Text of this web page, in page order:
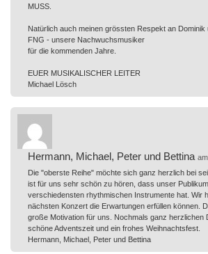
MUSS.
Natürlich auch meinen grössten Respekt an
FNG - unsere Nachwuchsmusiker
für die kommenden Jahre.
EUER MUSIKALISCHER LEITER
Michael Lösch
Hermann, Michael, Peter und Bettina
Die "oberste Reihe" möchte sich ganz herzlich bei
ist für uns sehr schön zu hören, dass unser
verschiedensten rhythmischen Instrumente hat. Wir
nächsten Konzert die Erwartungen erfüllen können.
große Motivation für uns. Nochmals ganz herzlichen
schöne Adventszeit und ein frohes Weihnachtsfest.
Hermann, Michael, Peter und Bettina